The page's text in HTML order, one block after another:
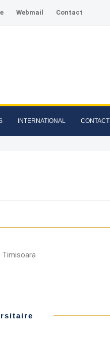
Webmail Contact
INTERNATIONAL CONTACT
Timisoara